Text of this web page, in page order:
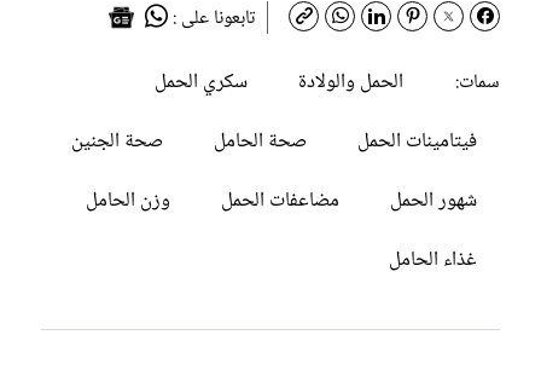
تابعونا على :
سمات:
الحمل والولادة
سكري الحمل
فيتامينات الحمل
صحة الحامل
صحة الجنين
شهور الحمل
مضاعفات الحمل
وزن الحامل
غذاء الحامل